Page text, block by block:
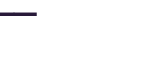
——